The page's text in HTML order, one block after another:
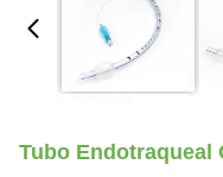
Tubo Endotraqueal